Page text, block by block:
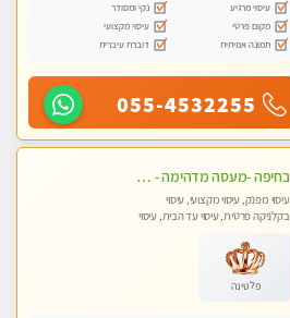
עיסוי מרגיע
נקי ומסודר
מקום פרטי
עיסוי מקצועי
תמונה אמיתית
דוברת עיברית
055-4532255
בחיפה -מעסה מדהימה - כל סוגי העיסויים מעסה מקצועית ואיכותית פרטי!!!
עיסוי מפנק, עיסוי מקצועי, עיסוי
בקלניקה פרטית, עיסוי עד הבית, עיסוי
פלטינה